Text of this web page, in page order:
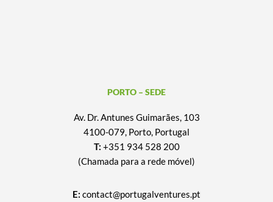
PORTO – SEDE
Av. Dr. Antunes Guimarães, 103
4100-079, Porto, Portugal
T: +351 934 528 200
(Chamada para a rede móvel)
E: contact@portugalventures.pt